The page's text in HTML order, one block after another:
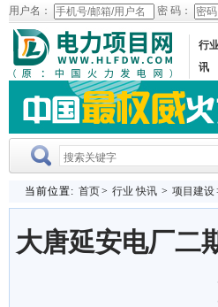
用户名： 密 码：
行
讯
当前位置: 首页> 行业 快讯 > 项目建设
大唐延安电厂二